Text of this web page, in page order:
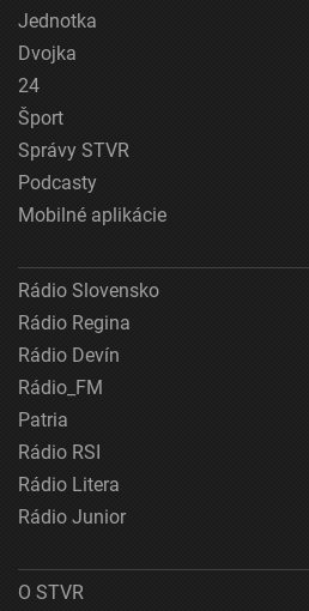
Jednotka
Dvojka
24
Šport
Správy STVR
Podcasty
Mobilné aplikácie
Rádio Slovensko
Rádio Regina
Rádio Devín
Rádio_FM
Patria
Rádio RSI
Rádio Litera
Rádio Junior
O STVR